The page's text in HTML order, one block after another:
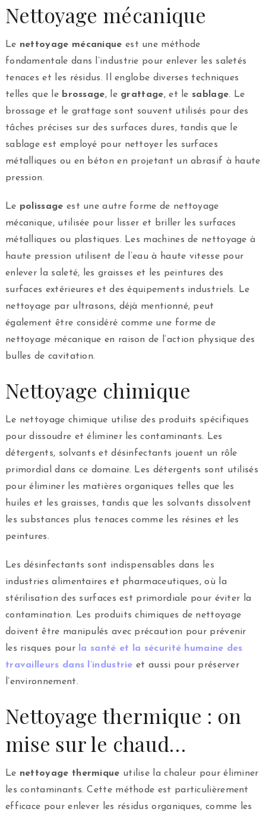
Nettoyage mécanique
Le nettoyage mécanique est une méthode
fondamentale dans l’industrie pour enlever les saletés
tenaces et les résidus. Il englobe diverses techniques
telles que le brossage, le grattage, et le sablage. Le
brossage et le grattage sont souvent utilisés pour des
tâches précises sur des surfaces dures, tandis que le
sablage est employé pour nettoyer les surfaces
métalliques ou en béton en projetant un abrasif à haute
pression.
Le polissage est une autre forme de nettoyage
mécanique, utilisée pour lisser et briller les surfaces
métalliques ou plastiques. Les machines de nettoyage à
haute pression utilisent de l’eau à haute vitesse pour
enlever la saleté, les graisses et les peintures des
surfaces extérieures et des équipements industriels. Le
nettoyage par ultrasons, déjà mentionné, peut
également être considéré comme une forme de
nettoyage mécanique en raison de l’action physique des
bulles de cavitation.
Nettoyage chimique
Le nettoyage chimique utilise des produits spécifiques
pour dissoudre et éliminer les contaminants. Les
détergents, solvants et désinfectants jouent un rôle
primordial dans ce domaine. Les détergents sont utilisés
pour éliminer les matières organiques telles que les
huiles et les graisses, tandis que les solvants dissolvent
les substances plus tenaces comme les résines et les
peintures.
Les désinfectants sont indispensables dans les
industries alimentaires et pharmaceutiques, où la
stérilisation des surfaces est primordiale pour éviter la
contamination. Les produits chimiques de nettoyage
doivent être manipulés avec précaution pour prévenir
les risques pour
la santé et la sécurité humaine des
travailleurs dans l’industrie et aussi pour préserver
l’environnement.
Nettoyage thermique : on
mise sur le chaud…
Le nettoyage thermique utilise la chaleur pour éliminer
les contaminants. Cette méthode est particulièrement
efficace pour enlever les résidus organiques, comme les